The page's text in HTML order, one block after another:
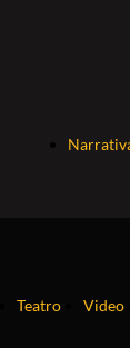
Teatro Video